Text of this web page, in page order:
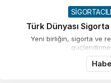
Türk Dünyası
Yeni birliğin, sigorta ve